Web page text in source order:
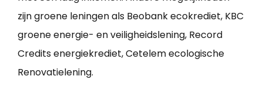
zijn groene leningen als Beobank ecokrediet, KBC
groene energie- en veiligheidslening, Record
Credits energiekrediet, Cetelem ecologische
Renovatielening.